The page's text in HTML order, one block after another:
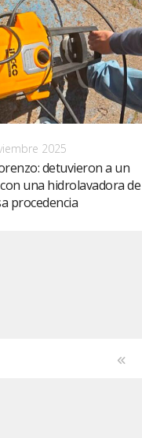
2025
detuvieron a un
una hidrolavadora de
procedencia